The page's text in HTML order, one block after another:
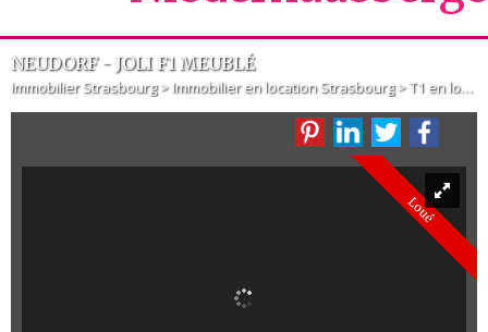
NEUDORF - JOLI F1 MEUBLÉ
Immobilier Strasbourg > Immobilier en location Strasbourg >T1 en location Strasbourg
Loué